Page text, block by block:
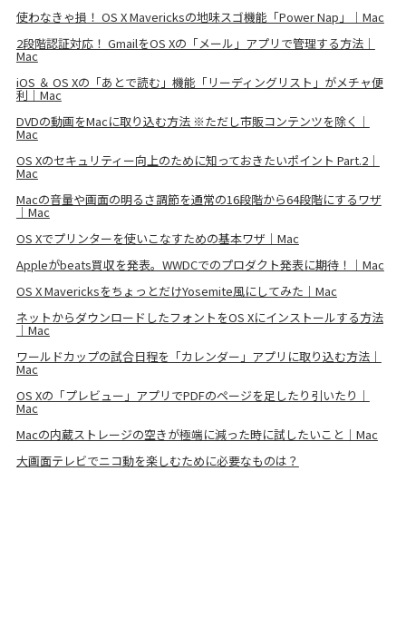
使わなきゃ損！ OS X Mavericksの地味スゴ機能「Power Nap」｜Mac
2段階認証対応！ GmailをOS Xの「メール」アプリで管理する方法｜
Mac
iOS ＆ OS Xの「あとで読む」機能「リーディングリスト」がメチャ便
利｜Mac
DVDの動画をMacに取り込む方法 ※ただし市販コンテンツを除く｜
Mac
OS Xのセキュリティー向上のために知っておきたいポイント Part.2｜
Mac
Macの音量や画面の明るさ調節を通常の16段階から64段階にするワザ
｜Mac
OS Xでプリンターを使いこなすための基本ワザ｜Mac
Appleがbeats買収を発表。WWDCでのプロダクト発表に期待！｜Mac
OS X MavericksをちょっとだけYosemite風にしてみた｜Mac
ネットからダウンロードしたフォントをOS Xにインストールする方法
｜Mac
ワールドカップの試合日程を「カレンダー」アプリに取り込む方法｜
Mac
OS Xの「プレビュー」アプリでPDFのページを足したり引いたり｜
Mac
Macの内蔵ストレージの空きが極端に減った時に試したいこと｜Mac
大画面テレビでニコ動を楽しむために必要なものは？